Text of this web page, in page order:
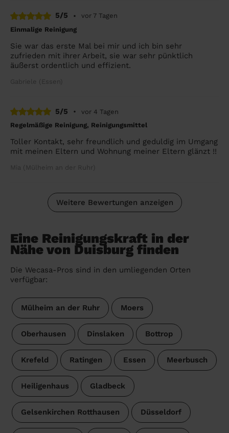
5/5 •
vor 7 Tagen
Einmalige Reinigung
Sie war das erste Mal bei mir und ich bin sehr
zufrieden mit ihrer Arbeit, sie war sehr pünktlich
äußerst ordentlich und effizient.
Gabriele (Essen)
5/5 •
vor 4 Tagen
Regelmäßige Reinigung, Reinigungsmittel
Toller Kontakt, sehr freundlich und geduldig im Umgang
mit meinen Eltern und Wohnung meiner Eltern glänzt !!
Mia (Mülheim an der Ruhr)
Weitere Bewertungen anzeigen
Eine Reinigungskraft in der
Nähe von Duisburg finden
Die Wecasa-Pros sind in den umliegenden Orten
verfügbar:
Mülheim an der Ruhr Moers
Oberhausen Dinslaken Bottrop
Krefeld Ratingen Essen Meerbusch
Heiligenhaus Gladbeck
Gelsenkirchen Rotthausen Düsseldorf